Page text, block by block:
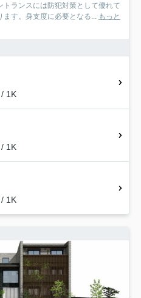
ランスには防犯対策として優れて
ます。身支度に必要となる... もっと
1K
1K
1K